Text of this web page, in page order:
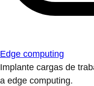
Edge computing
Implante cargas de
a edge computing.